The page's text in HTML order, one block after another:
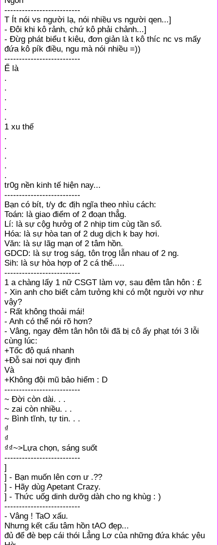
--------------------------
T Ít nói vs người lạ, nói nhiều vs người qen...]
- Đôi khi kô rảnh, chứ kô phải chảnh...]
- Đừg phát biểu t kiêu, đơn giản là t kô thíc nc vs mấy
đứa kô pík điều, ngu mà nói nhiều =))
--------------------------
Ế là
.
.
.
.
.
1 xu thế
.
.
.
.
.
tr0g nền kinh tế hiện nay...
--------------------------
Bạn có bít, t/y đc địh ngĩa theo nhìu cách:
Toán: là giao điểm of 2 đoạn thẳg.
Lí: là sự cộg hưởg of 2 nhịp tim cùg tần số.
Hóa: là sự hòa tan of 2 dug dịch k bay hơi.
Văn: là sự lãg mạn of 2 tâm hồn.
GDCD: là sự trog ság, tôn trọg lẫn nhau of 2 ng.
Sih: là sự hòa hợp of 2 cá thể.....
--------------------------
1 a chàng lấy 1 nữ CSGT làm vợ, sau đêm tân hôn : £
- Xin anh cho biết cảm tưởng khi có một người vợ như
vậy?
- Rất không thoải mái!
- Anh có thể nói rõ hơn?
- Vâng, ngay đêm tân hôn tôi đã bị cô ấy phạt tới 3 lỗi
cùng lúc:
+Tốc độ quá nhanh
+Đỗ sai nơi quy định
Và
+Không đội mũ bảo hiểm : D
--------------------------
~ Đời còn dài. . .
~ zai còn nhiều. . .
~ Bình tĩnh, tự tin. . .
₫
₫
₫₫~>Lựa chọn, sáng suốt
--------------------------
]
] - Bạn muốn lên cơn ư .??
] - Hãy dùg Apetant Crazy.
] - Thức uốg dinh dưỡg dàh cho ng khùg : )
--------------------------
- Vâng ! TaO xấu.
Nhưng kết cấu tâm hồn tAO đẹp...
đủ để đè bẹp cái thói Lẳng Lơ của những đứa khác yêu